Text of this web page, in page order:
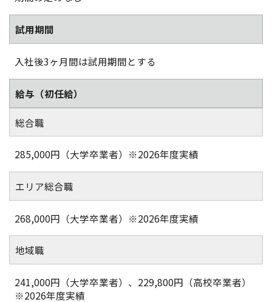
試用期間
入社後3ヶ月間は試用期間とする
給与 （初任給）
総合職
285,000円（大学卒業者）※2026年度実績
エリア総合職
268,000円（大学卒業者）※2026年度実績
地域職
241,000円（大学卒業者）、229,800円（高校卒業者）
※2026年度実績